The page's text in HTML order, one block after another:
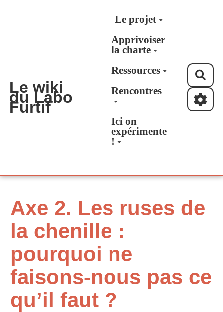
Aller au contenu principal
Le wiki
du Labo
Furtif
Le projet
Apprivoiser
la charte
Ressources
Rencontres
Ici on
expérimente
!
Axe 2. Les ruses de
la chenille :
pourquoi ne
faisons-nous pas ce
qu’il faut ?